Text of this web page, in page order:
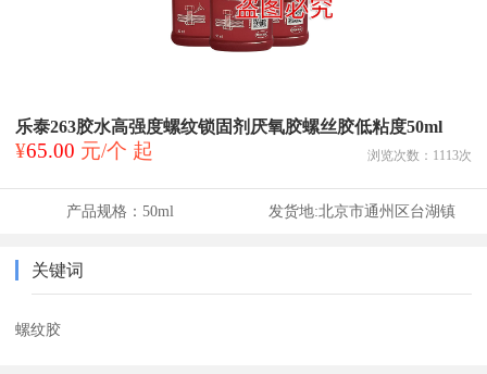
乐泰263胶水高强度螺纹锁固剂厌氧胶螺丝胶低粘度50ml
¥65.00 元/个 起 浏览次数： 1113次
产品规格：50ml 发货地:北京市通州区台湖镇
关键词
螺纹胶